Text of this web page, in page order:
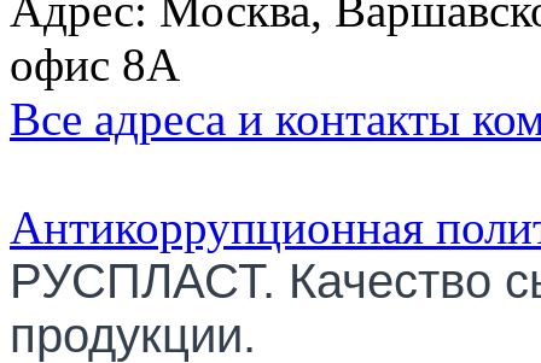
офис 8А
Все адреса и контакты
Антикоррупционная
РУСПЛАСТ. Качество
продукции.